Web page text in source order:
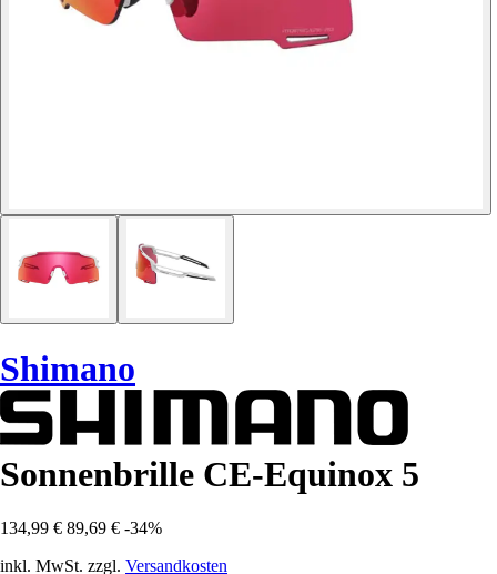
Shimano
Sonnenbrille CE-Equinox 5
134,99 € 89,69 € -34%
inkl. MwSt. zzgl. Versandkosten